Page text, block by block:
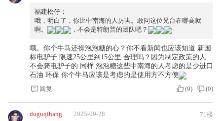
福建松仔：
哦，明白了，你比中南海的人厉害。敢问这位兄台在哪高就
啊。
，不会是特朗普的团队吧？
哦。你个牛马还操泡泡糖的心？你不看新闻也应该知道 新国
标电驴子 限速25公里到15公里 合理吗？因为制定政策的人
不会骑电驴子的 同样 泡泡糖这些中南海的人考虑的是少进口
石油 环保 你个牛马应该是考虑的是使用方不方便
回复
(0) (0)
duguqihang 2025-09-28 71楼